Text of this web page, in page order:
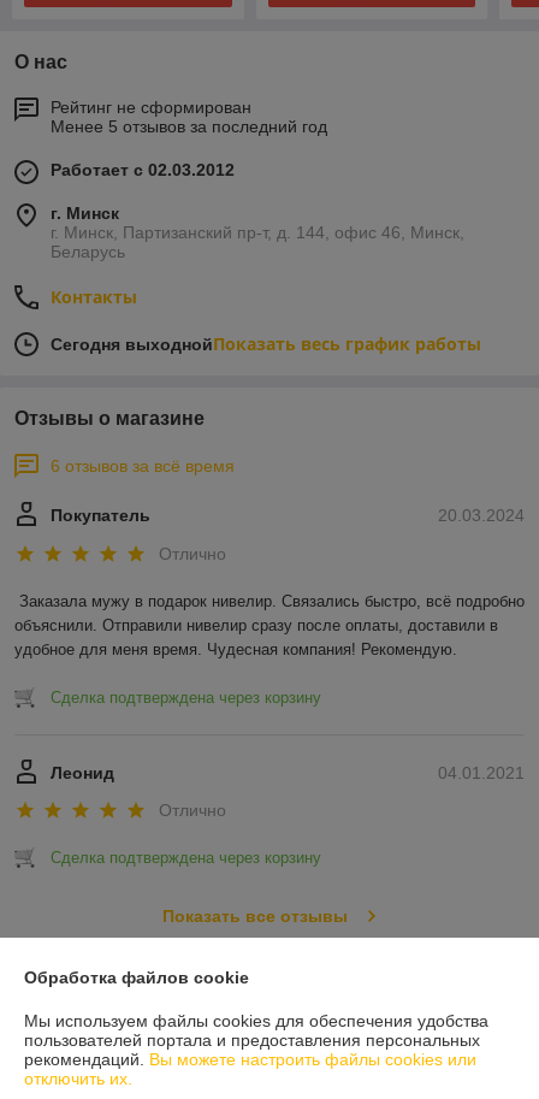
О нас
Рейтинг не сформирован
Менее 5 отзывов за последний год
Работает с 02.03.2012
г. Минск
г. Минск, Партизанский пр-т, д. 144, офис 46, Минск,
Беларусь
Контакты
Сегодня выходнойПоказать весь график работы
Отзывы о магазине
6 отзывов за всё время
20.03.2024
Покупатель
Отлично
Заказала мужу в подарок нивелир. Связались быстро, всё подробно
объяснили. Отправили нивелир сразу после оплаты, доставили в
удобное для меня время. Чудесная компания! Рекомендую.
Сделка подтверждена через корзину
04.01.2021
Леонид
Отлично
Сделка подтверждена через корзину
Показать все отзывы
Контакты
Обработка файлов cookie
Мы используем файлы cookies для обеспечения удобства
пользователей портала и предоставления персональных
рекомендаций. Вы можете настроить файлы cookies или
отключить их.